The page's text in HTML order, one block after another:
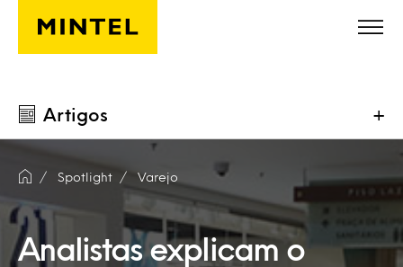
Skip to main content
Artigos +
Spotlight Varejo
Analistas explicam o